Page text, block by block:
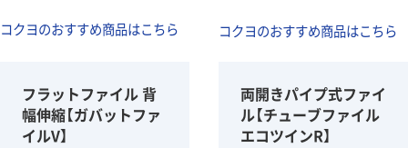
コクヨのおすすめ商品はこちら コクヨのおすすめ商品はこちら
フラットファイル 背
幅伸縮【ガバットファ
イルV】
両開きパイプ式ファイ
ル【チューブファイル
エコツインR】